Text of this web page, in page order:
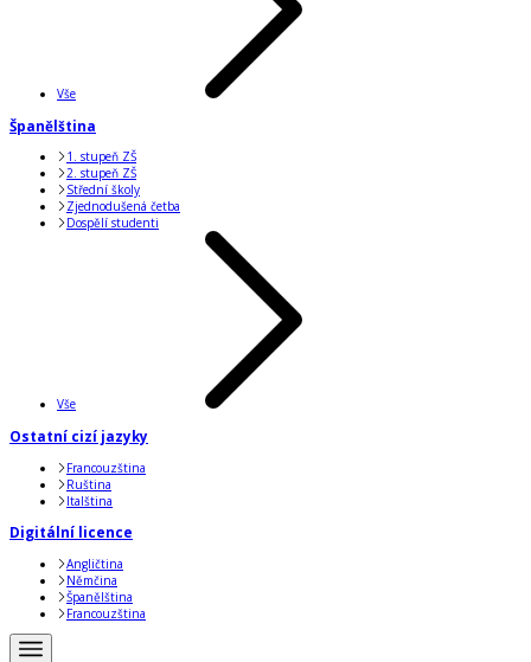
Vše
Španělština
1. stupeň ZŠ
2. stupeň ZŠ
Střední školy
Zjednodušená četba
Dospělí studenti
Vše
Ostatní cizí jazyky
Francouzština
Ruština
Italština
Digitální licence
Angličtina
Němčina
Španělština
Francouzština